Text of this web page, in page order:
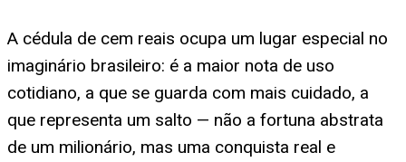
A cédula de cem reais ocupa um lugar especial no
imaginário brasileiro: é a maior nota de uso
cotidiano, a que se guarda com mais cuidado, a
que representa um salto — não a fortuna abstrata
de um milionário, mas uma conquista real e